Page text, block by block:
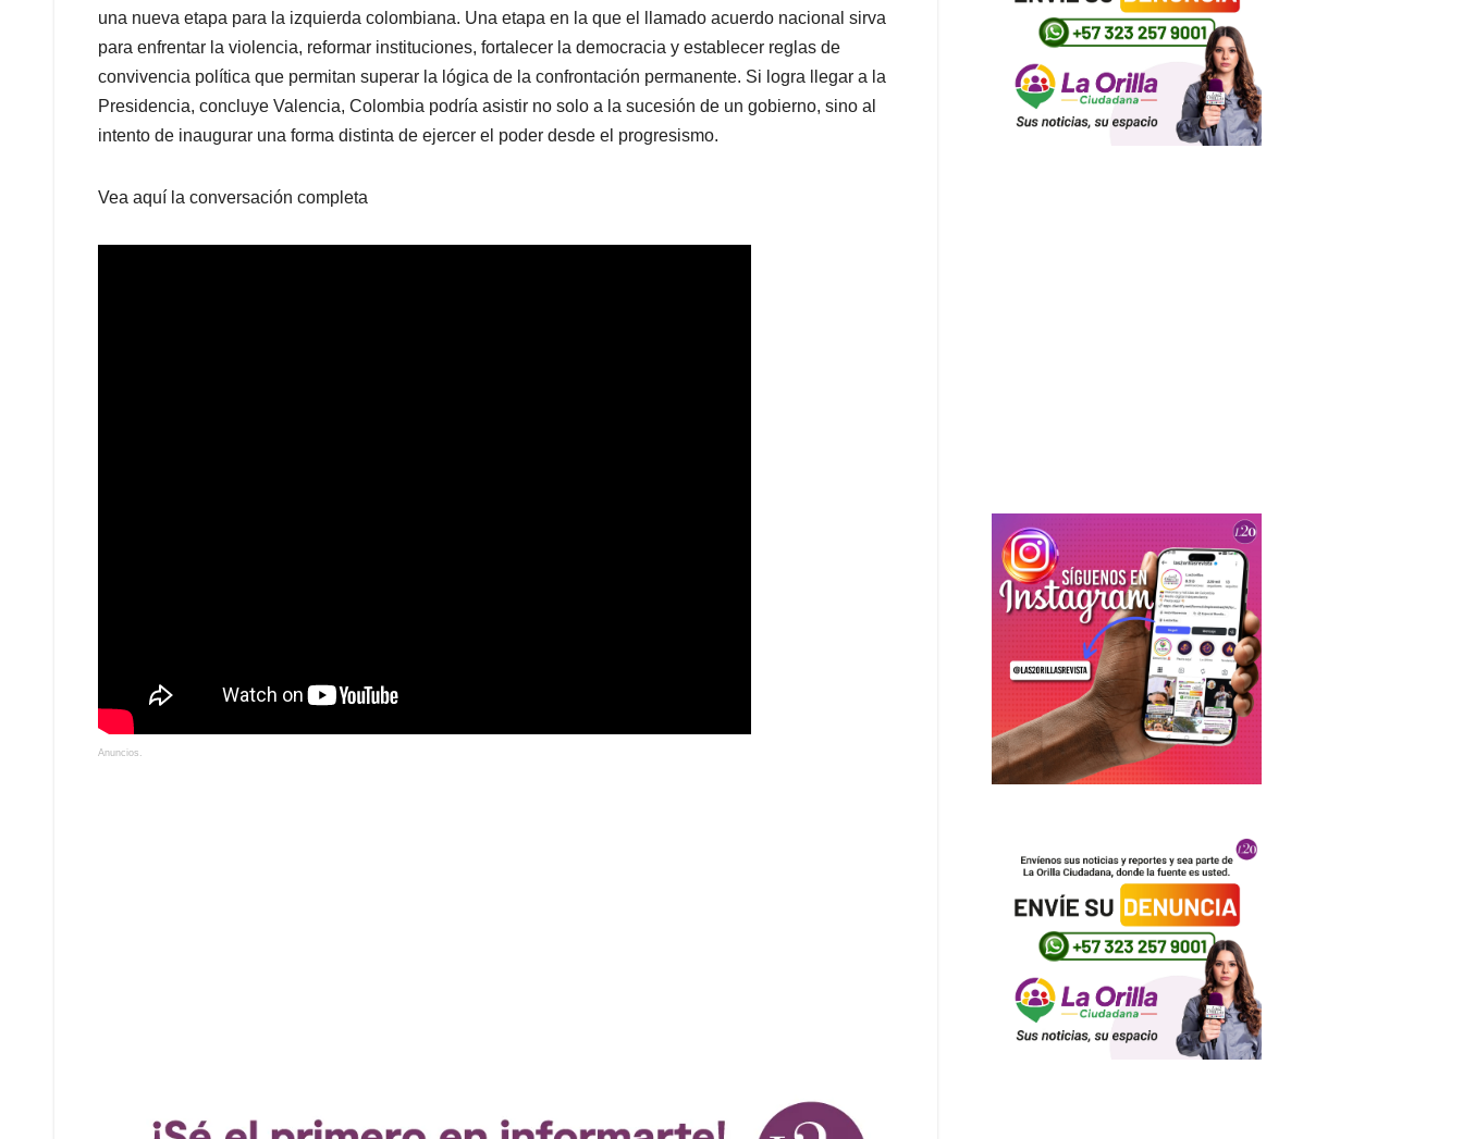
una nueva etapa para la izquierda colombiana. Una etapa en la que el llamado acuerdo nacional sirva
para enfrentar la violencia, reformar instituciones, fortalecer la democracia y establecer reglas de
convivencia política que permitan superar la lógica de la confrontación permanente. Si logra llegar a la
Presidencia, concluye Valencia, Colombia podría asistir no solo a la sucesión de un gobierno, sino al
intento de inaugurar una forma distinta de ejercer el poder desde el progresismo.
Vea aquí la conversación completa
Anuncios.